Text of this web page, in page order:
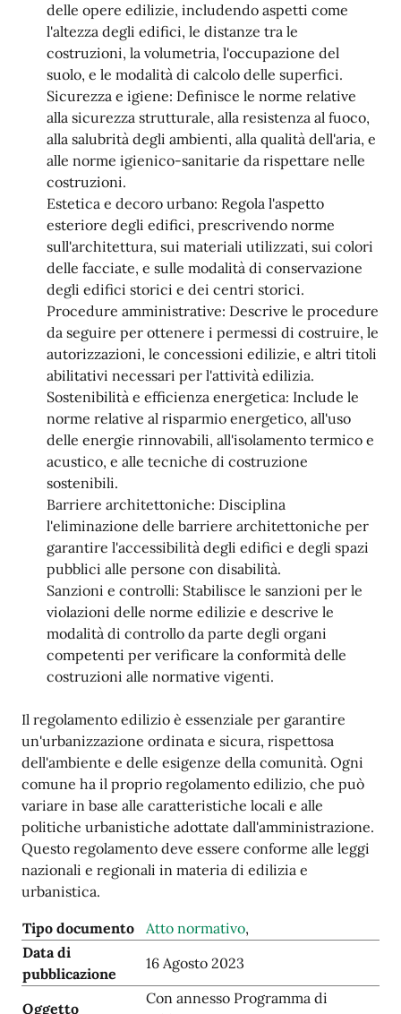
delle opere edilizie, includendo aspetti come
l'altezza degli edifici, le distanze tra le
costruzioni, la volumetria, l'occupazione del
suolo, e le modalità di calcolo delle superfici.
Sicurezza e igiene: Definisce le norme relative
alla sicurezza strutturale, alla resistenza al fuoco,
alla salubrità degli ambienti, alla qualità dell'aria, e
alle norme igienico-sanitarie da rispettare nelle
costruzioni.
Estetica e decoro urbano: Regola l'aspetto
esteriore degli edifici, prescrivendo norme
sull'architettura, sui materiali utilizzati, sui colori
delle facciate, e sulle modalità di conservazione
degli edifici storici e dei centri storici.
Procedure amministrative: Descrive le procedure
da seguire per ottenere i permessi di costruire, le
autorizzazioni, le concessioni edilizie, e altri titoli
abilitativi necessari per l'attività edilizia.
Sostenibilità e efficienza energetica: Include le
norme relative al risparmio energetico, all'uso
delle energie rinnovabili, all'isolamento termico e
acustico, e alle tecniche di costruzione
sostenibili.
Barriere architettoniche: Disciplina
l'eliminazione delle barriere architettoniche per
garantire l'accessibilità degli edifici e degli spazi
pubblici alle persone con disabilità.
Sanzioni e controlli: Stabilisce le sanzioni per le
violazioni delle norme edilizie e descrive le
modalità di controllo da parte degli organi
competenti per verificare la conformità delle
costruzioni alle normative vigenti.
Il regolamento edilizio è essenziale per garantire
un'urbanizzazione ordinata e sicura, rispettosa
dell'ambiente e delle esigenze della comunità. Ogni
comune ha il proprio regolamento edilizio, che può
variare in base alle caratteristiche locali e alle
politiche urbanistiche adottate dall'amministrazione.
Questo regolamento deve essere conforme alle leggi
nazionali e regionali in materia di edilizia e
urbanistica.
Tipo documento Atto normativo,
Data di
pubblicazione
16 Agosto 2023
Oggetto
Con annesso Programma di